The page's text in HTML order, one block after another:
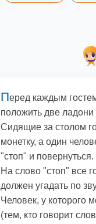
Перед каждым
положить две ладони
Сидящие за столом
монетку, а один
"стоп" и повернуться.
На слово "стоп" все
должен угадать по
Человек, у которого
(тем, кто говорит